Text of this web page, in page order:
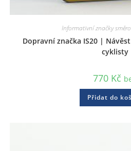
Informativní značky
Dopravní značka IS20 |
cyklisty
770 Kč
Přidat do